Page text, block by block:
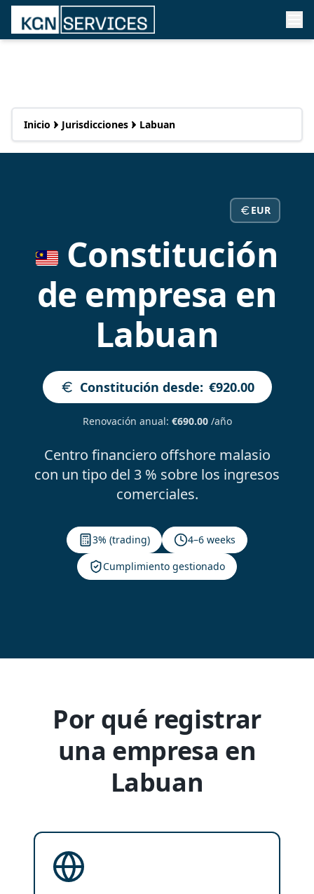
Inicio Jurisdicciones Labuan
EUR
Constitución
de empresa en
Labuan
Constitución desde: €920.00
Renovación anual: €690.00 /año
Centro financiero offshore malasio
con un tipo del 3 % sobre los ingresos
comerciales.
3% (trading)
4–6 weeks
Cumplimiento gestionado
Por qué registrar
una empresa en
Labuan